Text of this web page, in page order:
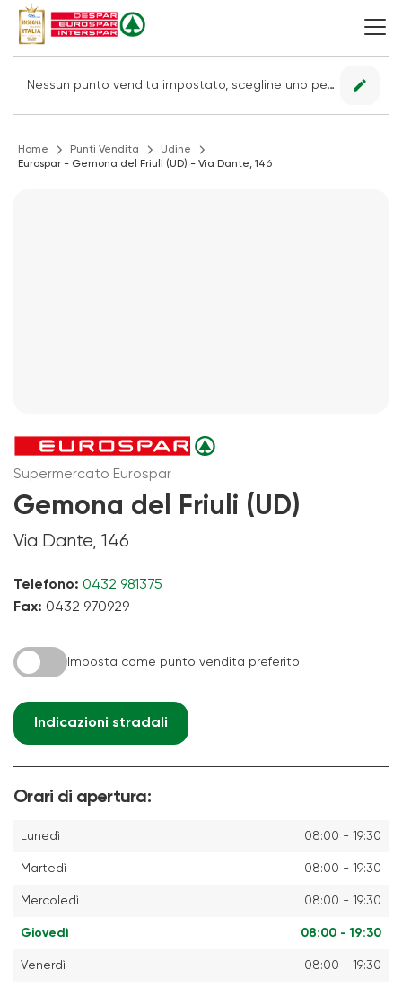
Nessun punto vendita impostato, scegline uno per vedere le offerte. edit
Home Punti Vendita
Udine
Eurospar - Gemona del Friuli (UD) - Via Dante, 146
Supermercato Eurospar
Gemona del Friuli (UD)
Via Dante, 146
Telefono: 0432 981375
Fax: 0432 970929
Imposta come punto vendita preferito
Indicazioni stradali
Orari di apertura:
Lunedì 08:00 - 19:30
Martedì 08:00 - 19:30
Mercoledì 08:00 - 19:30
Giovedì 08:00 - 19:30
Venerdì 08:00 - 19:30